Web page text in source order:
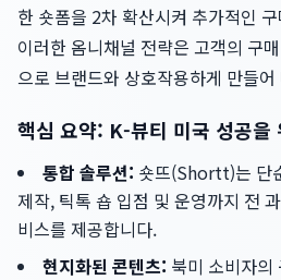
한 숏폼을 2차 확산시켜 추가적인
이러한 옴니채널 전략은 고객의 구
으로 브랜드와 상호작용하게 만들
핵심 요약: K-뷰티 미국 성공을
통합 솔루션: 숏뜨(Shortt)는 단
제작, 틱톡 숍 입점 및 운영까지 전
비스를 제공합니다.
현지화된 콘텐츠: 북미 소비자의